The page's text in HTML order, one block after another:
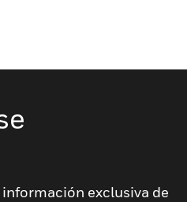
exclusiva de